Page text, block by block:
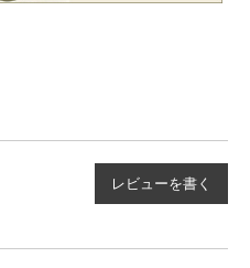
レビューを書く